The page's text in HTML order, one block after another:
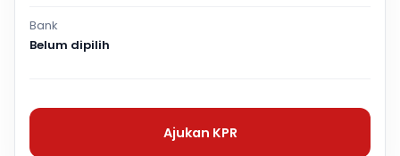
Bank
Belum dipilih
Ajukan KPR